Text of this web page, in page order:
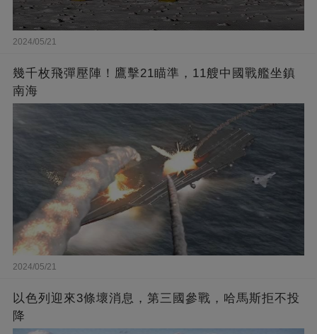
2024/05/21
幾千枚飛彈壓陣！鷹擊21瞄準，11艘中國戰艦坐鎮
南海
2024/05/21
以色列迎來3條壞消息，第三國參戰，哈馬斯拒不投
降